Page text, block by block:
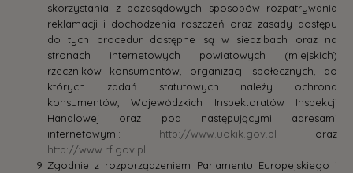
skorzystania z pozasądowych sposobów rozpatrywania
reklamacji i dochodzenia roszczeń oraz zasady dostępu
do tych procedur dostępne są w siedzibach oraz na
stronach internetowych powiatowych (miejskich)
rzeczników konsumentów, organizacji społecznych, do
których zadań statutowych należy ochrona
konsumentów, Wojewódzkich Inspektoratów Inspekcji
Handlowej oraz pod następującymi adresami
internetowymi: http://www.uokik.gov.pl oraz
http://www.rf.gov.pl.
Zgodnie z rozporządzeniem Parlamentu Europejskiego i